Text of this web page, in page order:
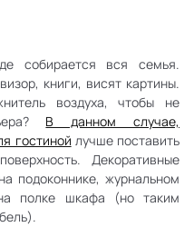
собирается вся семья.
книги, висят картины.
воздуха, чтобы не
В данном случае,
гостиной лучше поставить
Декоративные
подоконнике, журнальном
полке шкафа (но таким